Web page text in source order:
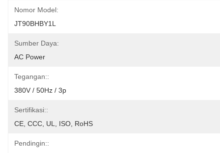
Nomor Model:
JT90BHBY1L
Sumber Daya:
AC Power
Tegangan::
380V / 50Hz / 3p
Sertifikasi::
CE, CCC, UL, ISO, RoHS
Pendingin::